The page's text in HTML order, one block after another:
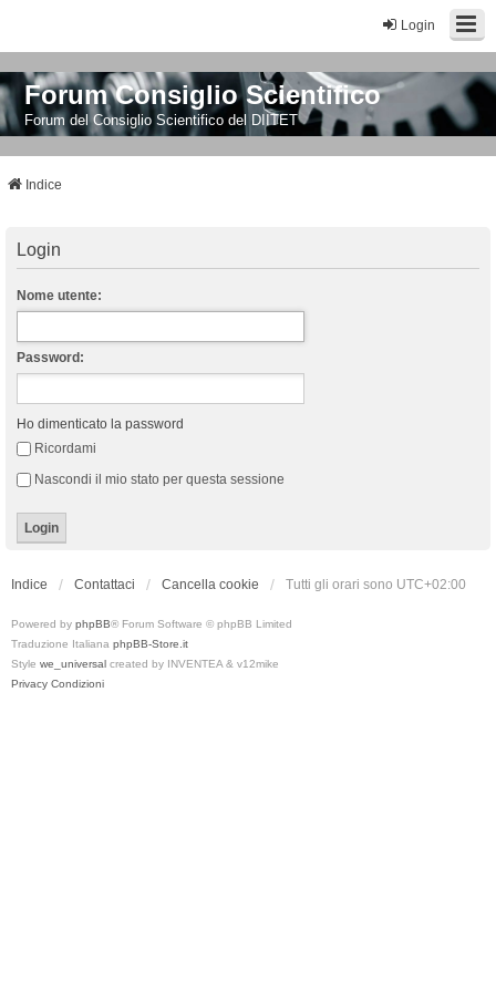
Login
Forum Consiglio Scientifico
Forum del Consiglio Scientifico del DIITET
Indice
Login
Nome utente:
Password:
Ho dimenticato la password
Ricordami
Nascondi il mio stato per questa sessione
Indice Contattaci Cancella cookie Tutti gli orari sono UTC+02:00
Powered by phpBB® Forum Software © phpBB Limited
Traduzione Italiana phpBB-Store.it
Style we_universal created by INVENTEA & v12mike
Privacy Condizioni